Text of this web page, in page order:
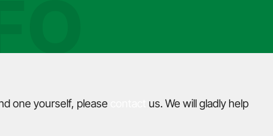
one yourself, please
us. We will gladly help